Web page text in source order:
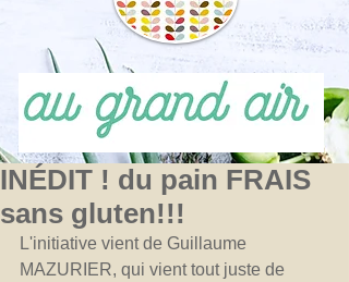
INÉDIT ! du pain FRAIS
sans gluten!!!
L'initiative vient de Guillaume
MAZURIER, qui vient tout juste de